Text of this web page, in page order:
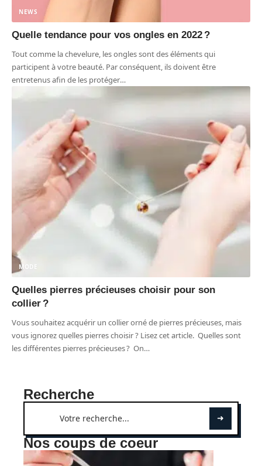
NEWS
Quelle tendance pour vos ongles en 2022 ?
Tout comme la chevelure, les ongles sont des éléments qui
participent à votre beauté. Par conséquent, ils doivent être
entretenus afin de les protéger…
MODE
Quelles pierres précieuses choisir pour son
collier ?
Vous souhaitez acquérir un collier orné de pierres précieuses, mais
vous ignorez quelles pierres choisir ? Lisez cet article. Quelles sont
les différentes pierres précieuses ? On…
Recherche
Nos coups de coeur